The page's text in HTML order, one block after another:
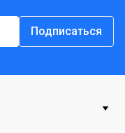
Подписаться